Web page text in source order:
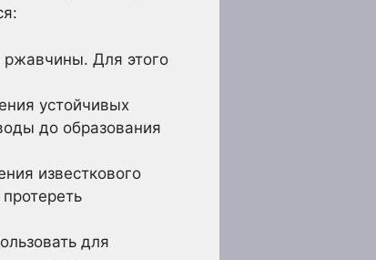
ржавчины. Для этого
устойчивых
до образования
известкового
для